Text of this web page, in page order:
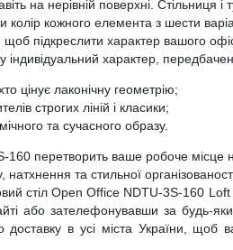
на нерівній поверхні. Стільниця
кожного елемента з шести
щоб підкреслити характер вашого
характер,
цінує лаконічну геометрію;
строгих ліній і класики;
та сучасного образу.
160 перетворить ваше робоче місце
та стильної
стіл Open Office NDTU-3S-160
або зателефонувавши за будь-
доставку в усі міста України,